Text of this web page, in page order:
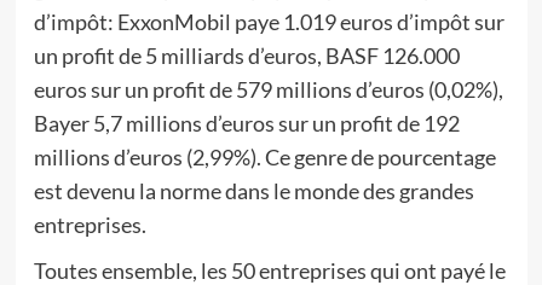
d’impôt: ExxonMobil paye 1.019 euros d’impôt sur
un profit de 5 milliards d’euros, BASF 126.000
euros sur un profit de 579 millions d’euros (0,02%),
Bayer 5,7 millions d’euros sur un profit de 192
millions d’euros (2,99%). Ce genre de pourcentage
est devenu la norme dans le monde des grandes
entreprises.
Toutes ensemble, les 50 entreprises qui ont payé le